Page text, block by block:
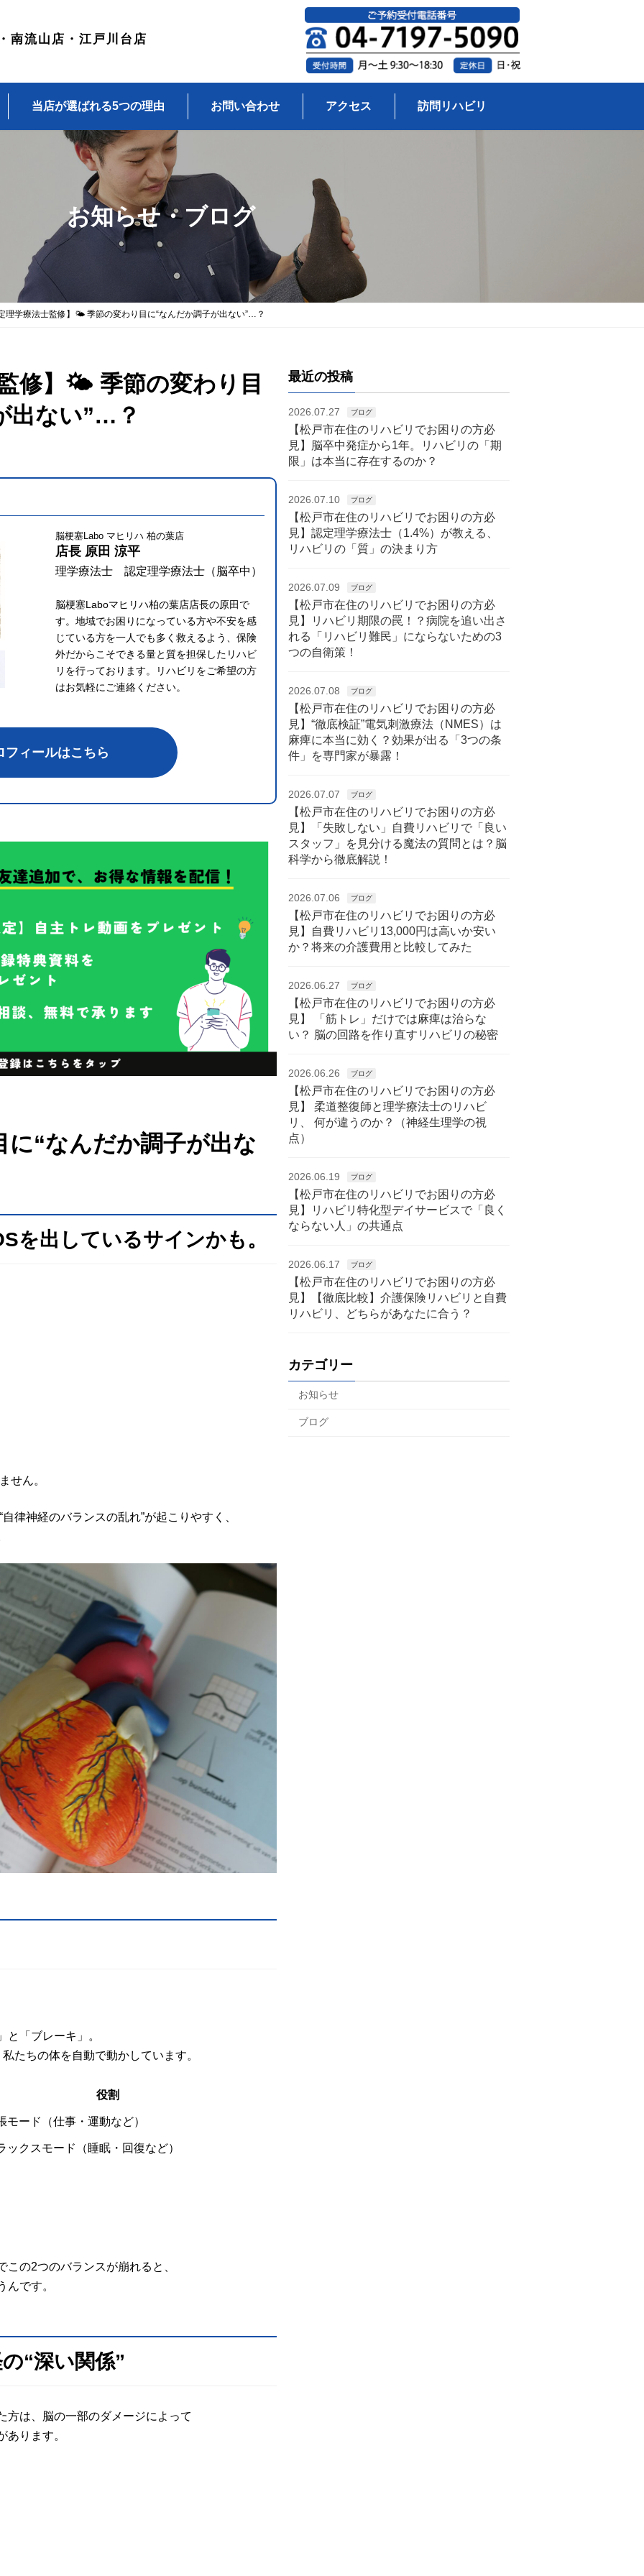
南流山店・江戸川台店
当店が選ばれる5つの理由 お問い合わせ アクセス 訪問リハビリ
お知らせ・ブログ
理学療法士監修】🌤 季節の変わり目に“なんだか調子が出ない”…？
修】🌤 季節の変わり目
出ない”…？
脳梗塞Labo マヒリハ 柏の葉店
店長 原田 涼平
理学療法士 認定理学療法士（脳卒中）
脳梗塞Laboマヒリハ柏の葉店店長の原田で
す。地域でお困りになっている方や不安を感
じている方を一人でも多く救えるよう、保険
外だからこそできる量と質を担保したリハビ
リを行っております。リハビリをご希望の方
はお気軽にご連絡ください。
フィールはこちら
“なんだか調子が出な
を出しているサインかも。
せん。
律神経のバランスの乱れ”が起こりやすく、
「ブレーキ」。
たちの体を自動で動かしています。
役割
モード（仕事・運動など）
ックスモード（睡眠・回復など）
の2つのバランスが崩れると、
です。
“深い関係”
方は、脳の一部のダメージによって
あります。
最近の投稿
2026.07.27 ブログ
【松戸市在住のリハビリでお困りの方必
見】脳卒中発症から1年。リハビリの「期
限」は本当に存在するのか？
2026.07.10 ブログ
【松戸市在住のリハビリでお困りの方必
見】認定理学療法士（1.4%）が教える、
リハビリの「質」の決まり方
2026.07.09 ブログ
【松戸市在住のリハビリでお困りの方必
見】リハビリ期限の罠！？病院を追い出さ
れる「リハビリ難民」にならないための3
つの自衛策！
2026.07.08 ブログ
【松戸市在住のリハビリでお困りの方必
見】“徹底検証”電気刺激療法（NMES）は
麻痺に本当に効く？効果が出る「3つの条
件」を専門家が暴露！
2026.07.07 ブログ
【松戸市在住のリハビリでお困りの方必
見】「失敗しない」自費リハビリで「良い
スタッフ」を見分ける魔法の質問とは？脳
科学から徹底解説！
2026.07.06 ブログ
【松戸市在住のリハビリでお困りの方必
見】自費リハビリ13,000円は高いか安い
か？将来の介護費用と比較してみた
2026.06.27 ブログ
【松戸市在住のリハビリでお困りの方必
見】 「筋トレ」だけでは麻痺は治らな
い？ 脳の回路を作り直すリハビリの秘密
2026.06.26 ブログ
【松戸市在住のリハビリでお困りの方必
見】 柔道整復師と理学療法士のリハビ
リ、 何が違うのか？（神経生理学の視
点）
2026.06.19 ブログ
【松戸市在住のリハビリでお困りの方必
見】リハビリ特化型デイサービスで「良く
ならない人」の共通点
2026.06.17 ブログ
【松戸市在住のリハビリでお困りの方必
見】【徹底比較】介護保険リハビリと自費
リハビリ、どちらがあなたに合う？
カテゴリー
お知らせ
ブログ